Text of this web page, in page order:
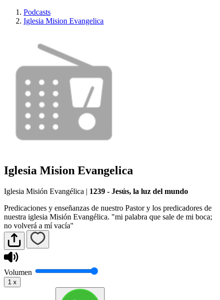
Podcasts
Iglesia Mision Evangelica
Iglesia Mision Evangelica
Iglesia Misión Evangélica | 1239 - Jesús, la luz del mundo
Predicaciones y enseñanzas de nuestro Pastor y los predicadores de
nuestra iglesia Misión Evangélica. "mi palabra que sale de mi boca;
no volverá a mí vacía"
Volumen
1 x